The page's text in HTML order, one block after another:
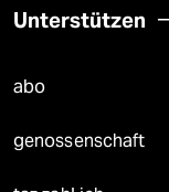
Unterstützen
abo
genossenschaft